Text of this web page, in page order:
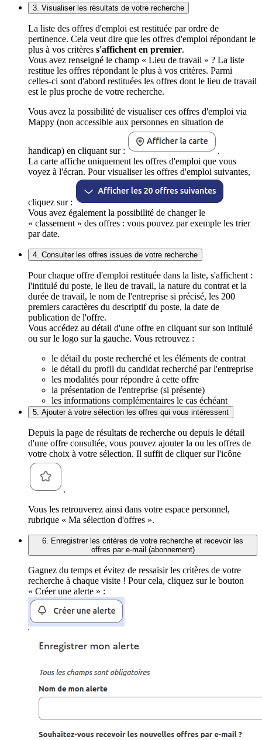
3. Visualiser les résultats de votre recherche
La liste des offres d'emploi est restituée par ordre de
pertinence. Cela veut dire que les offres d'emploi répondant le
plus à vos critères s'affichent en premier.
Vous avez renseigné le champ « Lieu de travail » ? La liste
restitue les offres répondant le plus à vos critères. Parmi
celles-ci sont d'abord restituées les offres dont le lieu de travail
est le plus proche de votre recherche.
Vous avez la possibilité de visualiser ces offres d'emploi via
Mappy (non accessible aux personnes en situation de
handicap) en cliquant sur :
.
La carte affiche uniquement les offres d'emploi que vous
voyez à l'écran. Pour visualiser les offres d'emploi suivantes,
cliquez sur :
Vous avez également la possibilité de changer le
« classement » des offres : vous pouvez par exemple les trier
par date.
4. Consulter les offres issues de votre recherche
Pour chaque offre d'emploi restituée dans la liste, s'affichent :
l'intitulé du poste, le lieu de travail, la nature du contrat et la
durée de travail, le nom de l'entreprise si précisé, les 200
premiers caractères du descriptif du poste, la date de
publication de l'offre.
Vous accédez au détail d'une offre en cliquant sur son intitulé
ou sur le logo sur la gauche. Vous retrouvez :
le détail du poste recherché et les éléments de contrat
le détail du profil du candidat recherché par l'entreprise
les modalités pour répondre à cette offre
la présentation de l'entreprise (si présente)
les informations complémentaires le cas échéant
5. Ajouter à votre sélection les offres qui vous intéressent
Depuis la page de résultats de recherche ou depuis le détail
d'une offre consultée, vous pouvez ajouter la ou les offres de
votre choix à votre sélection. Il suffit de cliquer sur l'icône
.
Vous les retrouverez ainsi dans votre espace personnel,
rubrique « Ma sélection d'offres ».
6. Enregistrer les critères de votre recherche et recevoir les
offres par e-mail (abonnement)
Gagnez du temps et évitez de ressaisir les critères de votre
recherche à chaque visite ! Pour cela, cliquez sur le bouton
« Créer une alerte » :